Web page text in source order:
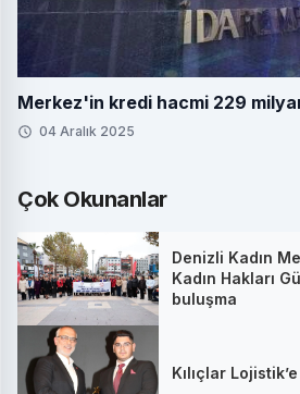
Merkez'in kredi hacmi 229
04 Aralık 2025
Çok Okunanlar
Denizli Kadın
Kadın Hakları
buluşma
Kılıçlar